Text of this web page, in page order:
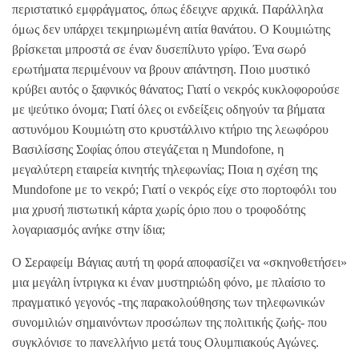
περιστατικό εμφράγματος, όπως έδειχνε αρχικά. Παράλληλα
όμως δεν υπάρχει τεκμηριωμένη αιτία θανάτου. Ο Κουμιώτης
βρίσκεται μπροστά σε έναν δυσεπίλυτο γρίφο. Ένα σωρό
ερωτήματα περιμένουν να βρουν απάντηση. Ποιο μυστικό
κρύβει αυτός ο ξαφνικός θάνατος; Γιατί ο νεκρός κυκλοφορούσε
με ψεύτικο όνομα; Γιατί όλες οι ενδείξεις οδηγούν τα βήματα
αστυνόμου Κουμιώτη στο κρυστάλλινο κτήριο της λεωφόρου
Βασιλίσσης Σοφίας όπου στεγάζεται η Mundofone, η
μεγαλύτερη εταιρεία κινητής τηλεφωνίας; Ποια η σχέση της
Mundofone με το νεκρό; Γιατί ο νεκρός είχε στο πορτοφόλι του
μια χρυσή πιστωτική κάρτα χωρίς όριο που ο τροφοδότης
λογαριασμός ανήκε στην ίδια;
Ο Σεραφείμ Βάγιας αυτή τη φορά αποφασίζει να «σκηνοθετήσει»
μια μεγάλη ίντριγκα κι έναν μυστηριώδη φόνο, με πλαίσιο το
πραγματικό γεγονός -της παρακολούθησης των τηλεφωνικών
συνομιλιών σημαινόντων προσώπων της πολιτικής ζωής- που
συγκλόνισε το πανελλήνιο μετά τους Ολυμπιακούς Αγώνες.